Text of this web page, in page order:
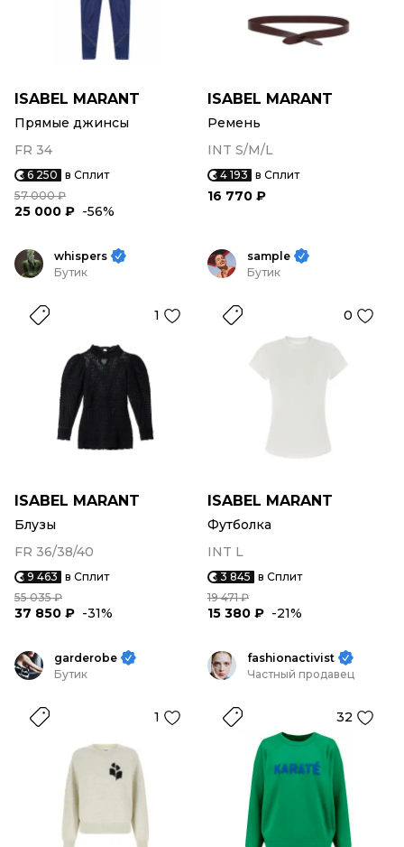
ISABEL MARANT
Прямые джинсы
FR 34
6 250 в Сплит
57 000 ₽
25 000 ₽ -56%
ISABEL MARANT
Ремень
INT S/M/L
4 193 в Сплит
16 770 ₽
whispers
Бутик
1
ISABEL MARANT
Блузы
FR 36/38/40
9 463 в Сплит
55 035 ₽
37 850 ₽ -31%
sample
Бутик
0
ISABEL MARANT
Футболка
INT L
3 845 в Сплит
19 471 ₽
15 380 ₽ -21%
garderobe
Бутик
1
fashionactivist
Частный продавец
32